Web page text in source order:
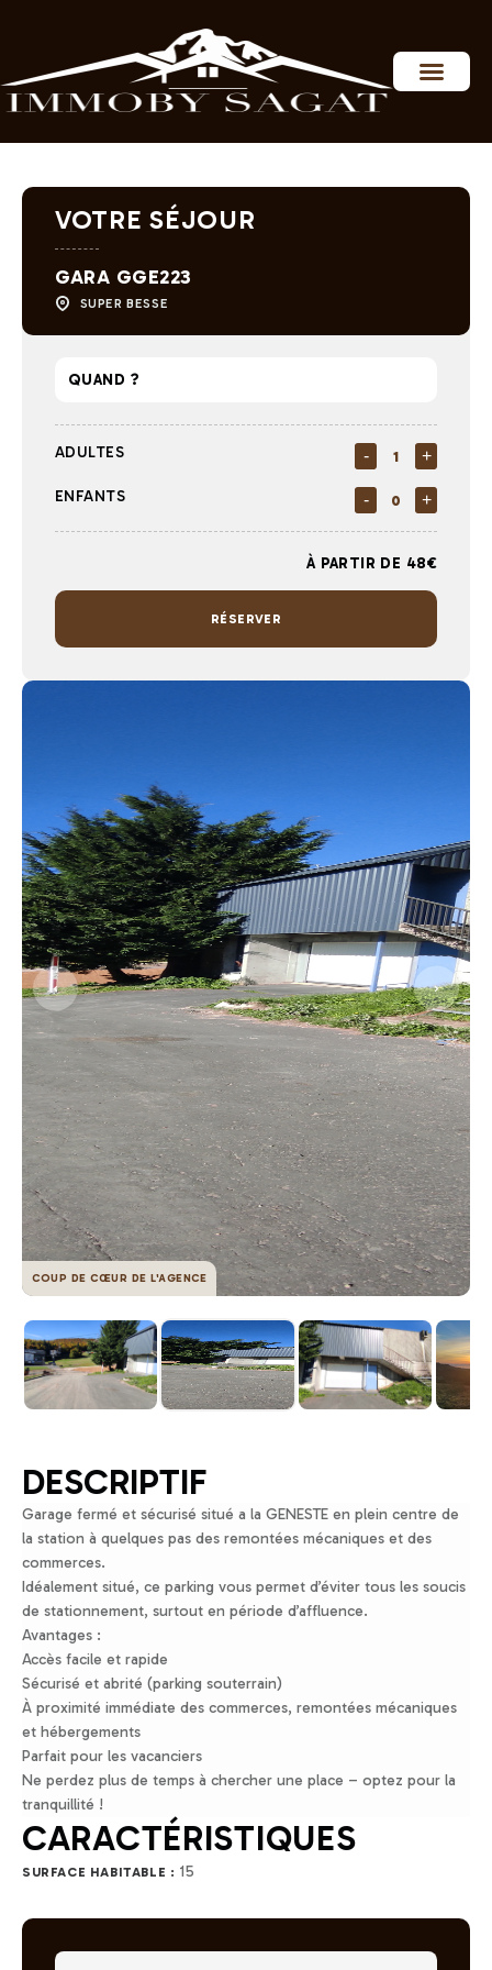
COUP DE CŒUR DE L'AGENCE
DESCRIPTIF
Garage fermé et sécurisé situé a la GENESTE en plein centre de
la station à quelques pas des remontées mécaniques et des
commerces.
Idéalement situé, ce parking vous permet d’éviter tous les soucis
de stationnement, surtout en période d’affluence.
Avantages :
Accès facile et rapide
Sécurisé et abrité (parking souterrain)
À proximité immédiate des commerces, remontées mécaniques
et hébergements
Parfait pour les vacanciers
Ne perdez plus de temps à chercher une place – optez pour la
tranquillité !
CARACTÉRISTIQUES
SURFACE HABITABLE : 15
VOTRE SÉJOUR
GARA GGE223
SUPER BESSE
ADULTES - +
ENFANTS - +
À PARTIR DE 48€
RÉSERVER